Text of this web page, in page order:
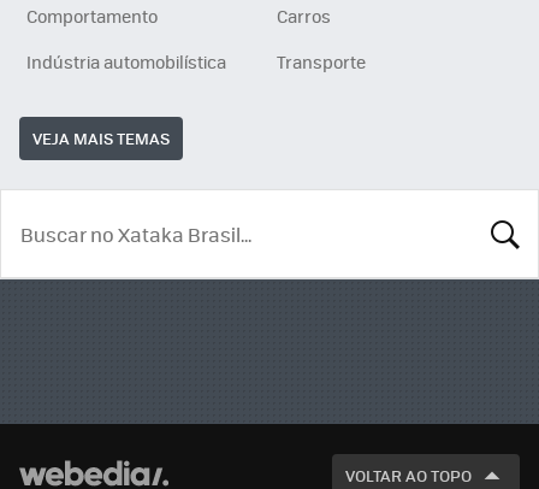
Comportamento
Carros
Indústria automobilística
Transporte
VEJA MAIS TEMAS
VOLTAR AO TOPO